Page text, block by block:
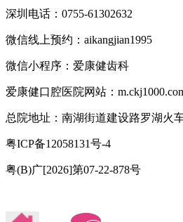
深圳电话：0755-61302632
微信线上预约：aikangjian1995
微信小程序：爱康健齿科
爱康健口腔医院网站：
总院地址：南湖街道建设路罗湖火
粤ICP备12058131号-4
粤(B)广[2026]第07-22-878号